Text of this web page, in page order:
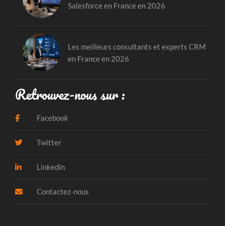
Salesforce en France en 2026
Les meilleurs consultants et experts CRM
en France en 2026
Retrouvez-nous sur :
Facebook
Twitter
Linkedin
Contactez-nous